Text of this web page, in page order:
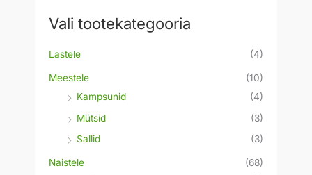
Vali tootekategooria
Lastele (4)
Meestele
(10)
Kampsunid
(4)
Mütsid
(3)
Sallid
(3)
Naistele
(68)